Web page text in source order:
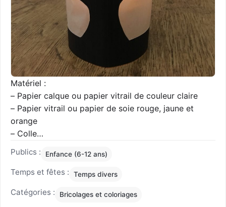
Matériel :
– Papier calque ou papier vitrail de couleur claire
– Papier vitrail ou papier de soie rouge, jaune et
orange
– Colle
– … Lire la suite
Publics : Enfance (6-12 ans)
Temps et fêtes : Temps divers
Catégories : Bricolages et coloriages